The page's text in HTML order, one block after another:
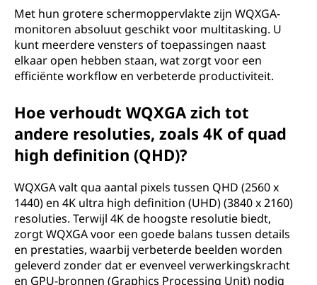
Met hun grotere schermoppervlakte zijn WQXGA-
monitoren absoluut geschikt voor multitasking. U
kunt meerdere vensters of toepassingen naast
elkaar open hebben staan, wat zorgt voor een
efficiënte workflow en verbeterde productiviteit.
Hoe verhoudt WQXGA zich tot
andere resoluties, zoals 4K of quad
high definition (QHD)?
WQXGA valt qua aantal pixels tussen QHD (2560 x
1440) en 4K ultra high definition (UHD) (3840 x 2160)
resoluties. Terwijl 4K de hoogste resolutie biedt,
zorgt WQXGA voor een goede balans tussen details
en prestaties, waarbij verbeterde beelden worden
geleverd zonder dat er evenveel verwerkingskracht
en GPU-bronnen (Graphics Processing Unit) nodig